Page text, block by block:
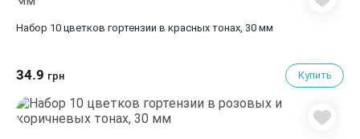
Набор 10 цветков гортензии в красных тонах, 30 мм
34.9 грн Купить